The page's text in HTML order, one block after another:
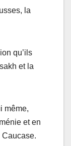
la
qu’ils
et la
même,
et en
Caucase.